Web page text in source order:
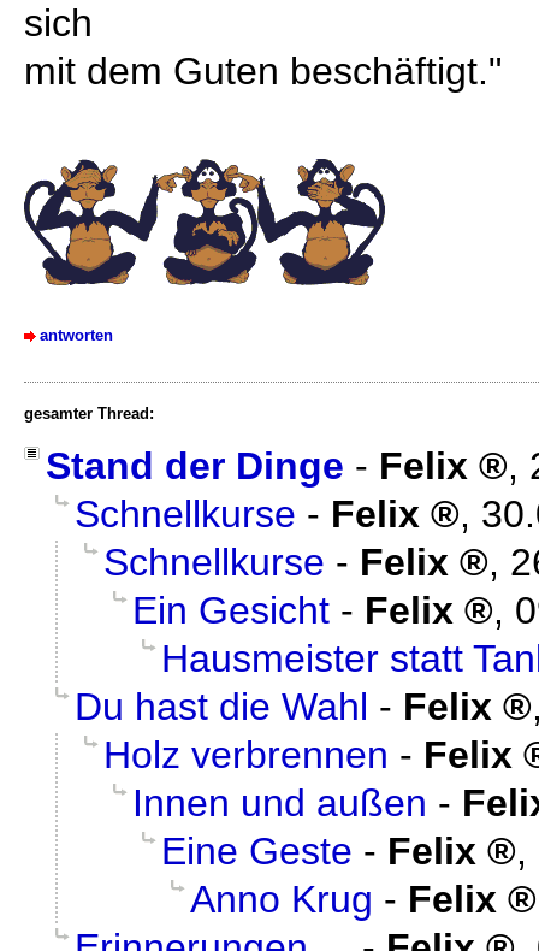
sich
mit dem Guten beschäftigt."
antworten
gesamter Thread:
Stand der Dinge - Felix ,
Schnellkurse - Felix ,
Schnellkurse - Felix ,
Ein Gesicht - Felix ,
Hausmeister statt
Du hast die Wahl - Felix
Holz verbrennen - Felix
Innen und außen -
Eine Geste - Felix ,
Anno Krug - Felix